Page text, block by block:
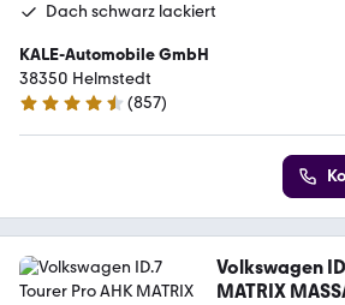
Dach schwarz lackiert
KALE-Automobile GmbH
38350 Helmstedt
4.7 Sterne
(857)
Volkswagen
MATRIX